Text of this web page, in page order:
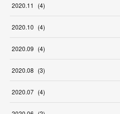
2020.11 (4)
2020.10 (4)
2020.09 (4)
2020.08 (3)
2020.07 (4)